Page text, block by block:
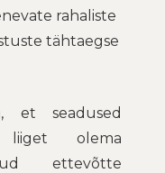
rahaliste
tähtaegse
et seadused
liiget olema
ettevõtte